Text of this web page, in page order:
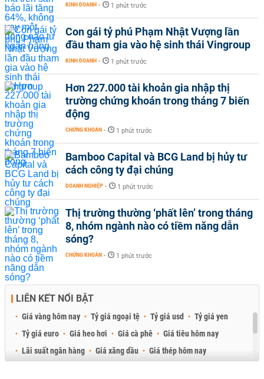
KINH DOANH - 1 phút trước
Con gái tỷ phú Phạm Nhật Vượng lần
đầu tham gia vào hệ sinh thái Vingroup
KINH DOANH - 1 phút trước
Hơn 227.000 tài khoản gia nhập thị
trường chứng khoán trong tháng 7 biến
động
CHỨNG KHOÁN - 1 phút trước
Bamboo Capital và BCG Land bị hủy tư
cách công ty đại chúng
DOANH NGHIỆP - 1 phút trước
Thị trường thường ‘phất lên’ trong tháng
8, nhóm ngành nào có tiềm năng dẫn
sóng?
CHỨNG KHOÁN - 1 phút trước
LIÊN KẾT NỔI BẬT
Giá vàng hôm nay Tỷ giá ngoại tệ Tỷ giá usd
Tỷ giá yen
Tỷ giá euro
Giá heo hơi Giá cà phê
Giá tiêu hôm nay
Lãi suất ngân hàng
Giá xăng dầu
Giá thép hôm nay